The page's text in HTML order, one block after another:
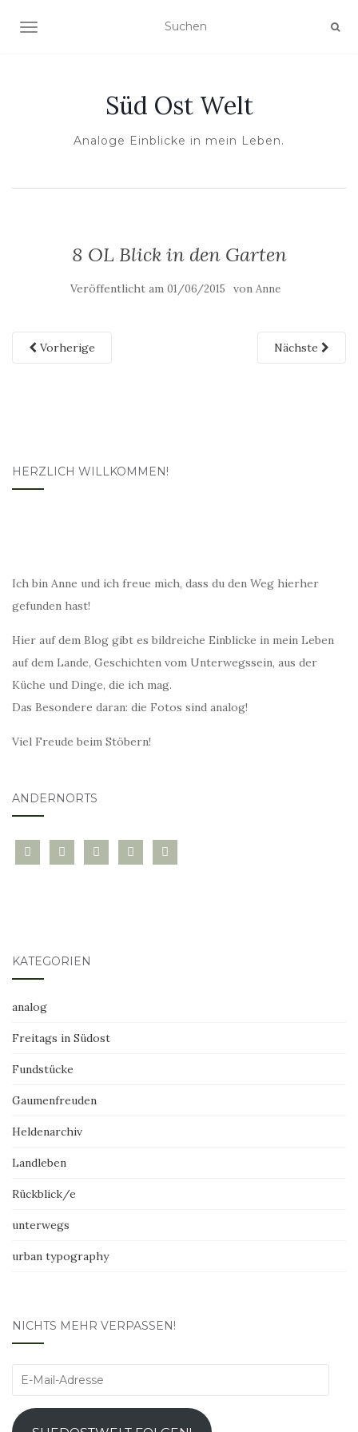
NAVIGATION UMSCHALTEN
Süd Ost Welt
Analoge Einblicke in mein Leben.
8 OL Blick in den Garten
Veröffentlicht am 01/06/2015 von Anne
Vorherige Nächste
HERZLICH WILLKOMMEN!
Ich bin Anne und ich freue mich, dass du den Weg hierher
gefunden hast!
Hier auf dem Blog gibt es bildreiche Einblicke in mein Leben
auf dem Lande, Geschichten vom Unterwegssein, aus der
Küche und Dinge, die ich mag.
Das Besondere daran: die Fotos sind analog!
Viel Freude beim Stöbern!
ANDERNORTS
bloglovininstagramtwitter pinterest
mail
KATEGORIEN
analog
Freitags in Südost
Fundstücke
Gaumenfreuden
Heldenarchiv
Landleben
Rückblick/e
unterwegs
urban typography
NICHTS MEHR VERPASSEN!
E-
Adresse